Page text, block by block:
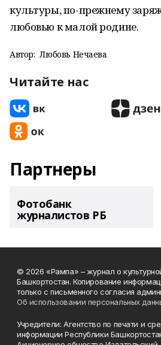
культуры, по-прежнему
любовью к малой родине.
Автор: Любовь Нечаева
Читайте нас
Партнеры
Фотобанк
журналистов РБ
© 2026 «Рампа» – журнал о
Башкортостан. Копирование
только с письменного согласия
Об использовании персональных
Учредители: Агентство по печати и
информации Республики